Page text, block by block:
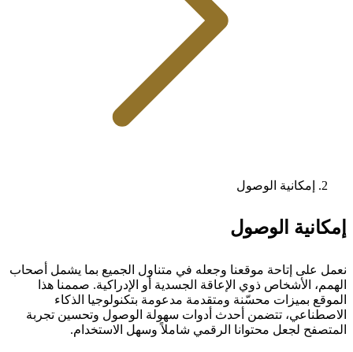
إمكانية الوصول
إمكانية الوصول
نعمل على إتاحة موقعنا وجعله في متناول الجميع بما يشمل أصحاب
الهمم، الأشخاص ذوي الإعاقة الجسدية أو الإدراكية. صممنا هذا
الموقع بميزات محسّنة ومتقدمة مدعومة بتكنولوجيا الذكاء
الاصطناعي، تتضمن أحدث أدوات سهولة الوصول وتحسين تجربة
المتصفح لجعل محتوانا الرقمي شاملاً وسهل الاستخدام.